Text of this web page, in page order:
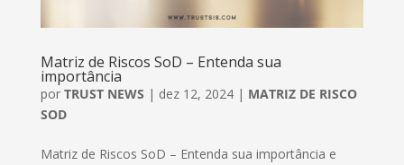
Matriz de Riscos SoD – Entenda sua
importância
por TRUST NEWS | dez 12, 2024| MATRIZ DE RISCO
SOD
Matriz de Riscos SoD – Entenda sua importância e